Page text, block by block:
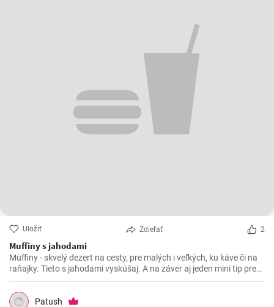
Uložiť Zdieľať 2
Muffiny s jahodami
Muffiny - skvelý dezert na cesty, pre malých i veľkých, ku káve či na
raňajky. Tieto s jahodami vyskúšaj. A na záver aj jeden mini tip pre
zvláčnenie
Patush